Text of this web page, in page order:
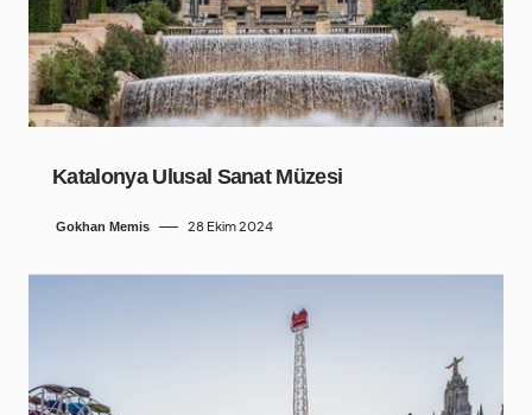
Katalonya Ulusal Sanat Müzesi
Gokhan Memis 28 Ekim 2024